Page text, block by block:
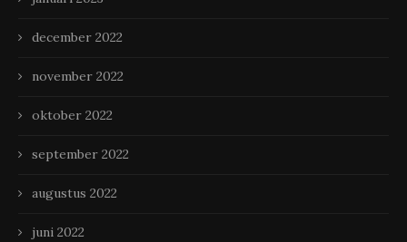
december 2022
november 2022
oktober 2022
september 2022
augustus 2022
juni 2022